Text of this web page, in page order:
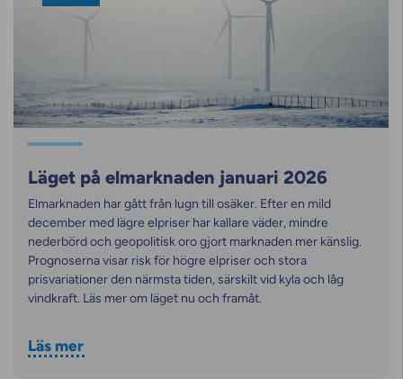
Läget på elmarknaden januari 2026
Elmarknaden har gått från lugn till osäker. Efter en mild
december med lägre elpriser har kallare väder, mindre
nederbörd och geopolitisk oro gjort marknaden mer känslig.
Prognoserna visar risk för högre elpriser och stora
prisvariationer den närmsta tiden, särskilt vid kyla och låg
vindkraft. Läs mer om läget nu och framåt.
Läs mer